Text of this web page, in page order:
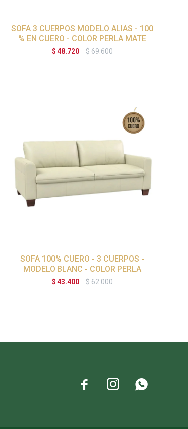
SOFA 3 CUERPOS MODELO ALIAS - 100
% EN CUERO - COLOR PERLA MATE
$ 48.720 $69.600
SOFA 100% CUERO - 3 CUERPOS -
MODELO BLANC - COLOR PERLA
$ 43.400 $62.000
  